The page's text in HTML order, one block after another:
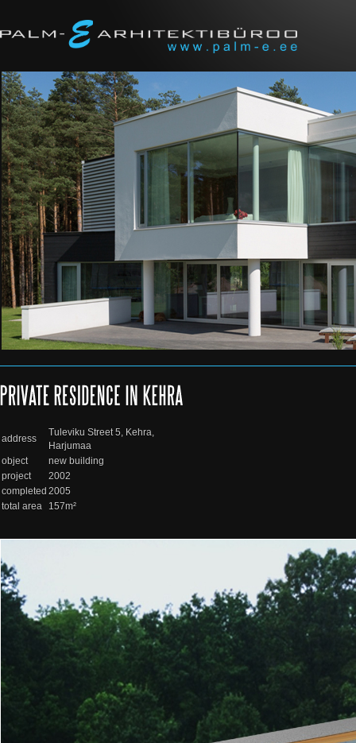
address
Tuleviku Street 5, Kehra,
Harjumaa
object
new building
project
2002
completed 2005
total area
157m²